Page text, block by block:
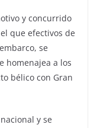
y concurrido
que efectivos de
se
homenajea a los
bélico con Gran
y se